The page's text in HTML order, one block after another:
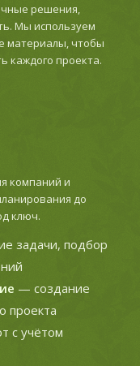
решения,
Мы используем
материалы, чтобы
каждого проекта.
компаний и
до
ключ.
задачи, подбор
— создание
проекта
с учётом